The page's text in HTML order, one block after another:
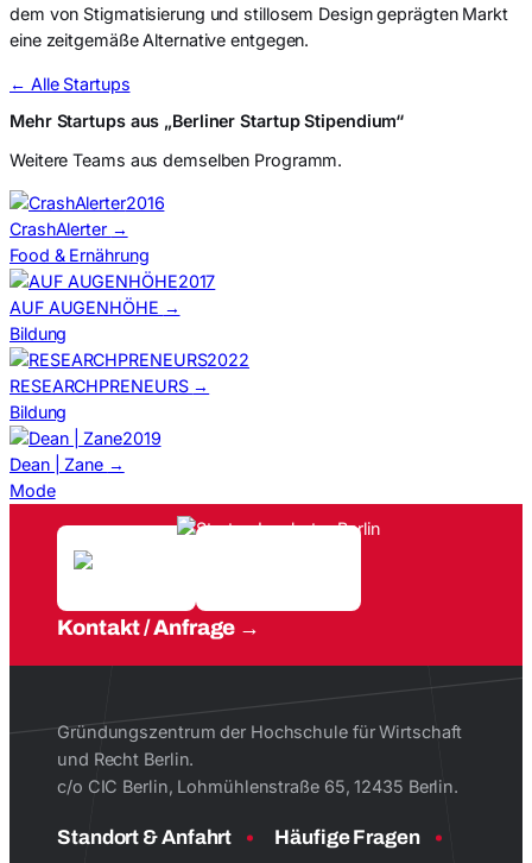
dem von Stigmatisierung und stillosem Design geprägten Markt
eine zeitgemäße Alternative entgegen.
← Alle Startups
Mehr Startups aus „Berliner Startup Stipendium“
Weitere Teams aus demselben Programm.
2016
CrashAlerter →
Food & Ernährung
2017
AUF AUGENHÖHE →
Bildung
2022
RESEARCHPRENEURS →
Bildung
2019
Dean | Zane →
Mode
Kontakt / Anfrage
Gründungszentrum der Hochschule für Wirtschaft
und Recht Berlin.
c/o CIC Berlin, Lohmühlenstraße 65, 12435 Berlin.
Standort & Anfahrt
Häufige Fragen